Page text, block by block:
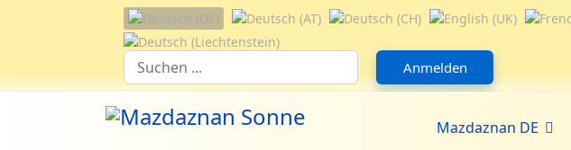
Sprache auswählen
Suchfeld
Anmelden
Mazdaznan DE